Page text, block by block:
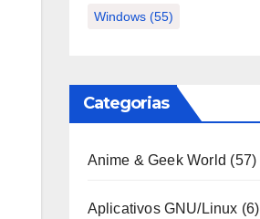
Windows(55)
Categorias
Anime & Geek World (57)
Aplicativos GNU/Linux (6)